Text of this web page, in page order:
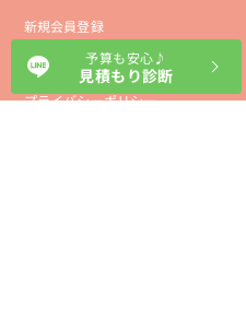
新規会員登録
会社概要
プライバシーポリシー
予算も安心♪
見積もり診断